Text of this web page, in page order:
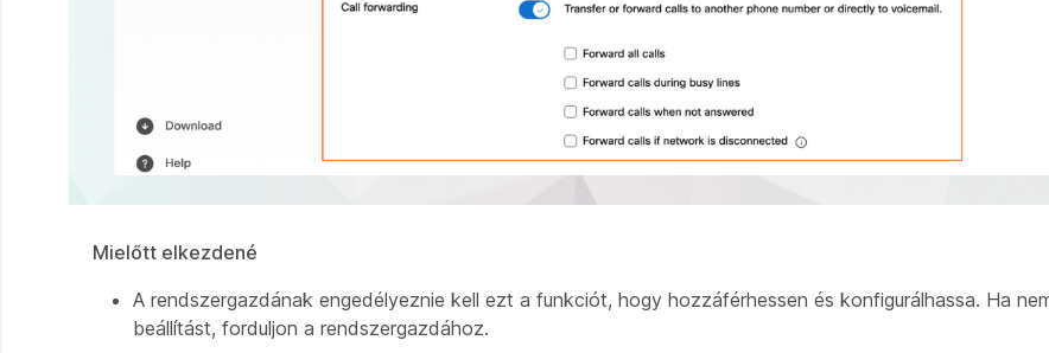
Mielőtt elkezdené
A rendszergazdának engedélyeznie kell ezt a funkciót, hogy hozzáférhessen és konfigurálhassa. Ha
beállítást, forduljon a rendszergazdához.